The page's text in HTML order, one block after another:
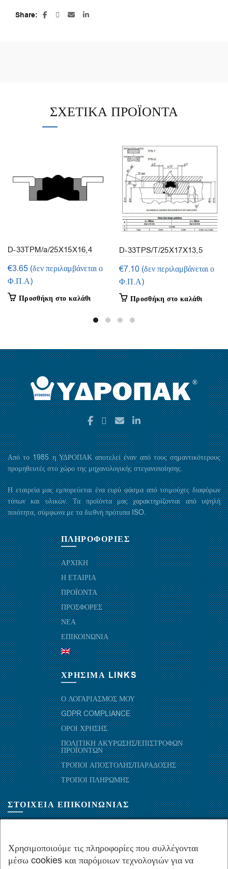
Share
ΣΧΕΤΙΚΆ ΠΡΟΪΌΝΤΑ
D-33TPM/a/25X15X16,4
(1τμ.)
€3.65 (δεν περιλαμβάνεται ο
Φ.Π.Α)
Προσθήκη στο καλάθι
D-33TPS/T/25X17X13,5
(1τμ.)
€7.10 (δεν περιλαμβάνεται ο
Φ.Π.Α)
Προσθήκη στο καλάθι
Από το 1985 η ΥΔΡΟΠΑΚ αποτελεί έναν από τους σημαντικότερους
προμηθευτές στο χώρο της μηχανολογικής στεγανοποίησης.
Η εταιρεία μας εμπορεύεται ένα ευρύ φάσμα από τσιμούχες διαφόρων
τύπων και υλικών. Τα προϊόντα μας χαρακτηρίζονται από υψηλή
ποιότητα, σύμφωνα με τα διεθνή πρότυπα ISO.
ΠΛΗΡΟΦΟΡΙΕΣ
ΑΡΧΙΚΗ
Η ΕΤΑΙΡΙΑ
ΠΡΟΪΟΝΤΑ
ΠΡΟΣΦΟΡΕΣ
ΝΕΑ
ΕΠΙΚΟΙΝΩΝΙΑ
ΧΡΗΣΙΜΑ LINKS
Ο ΛΟΓΑΡΙΑΣΜΟΣ ΜΟΥ
GDPR COMPLIANCE
ΟΡΟΙ ΧΡΗΣΗΣ
ΠΟΛΙΤΙΚΗ ΑΚΥΡΩΣΗΣ/ΕΠΙΣΤΡΟΦΩΝ
ΠΡΟΪΟΝΤΩΝ
ΤΡΟΠΟΙ ΑΠΟΣΤΟΛΗΣ/ΠΑΡΑΔΟΣΗΣ
ΤΡΟΠΟΙ ΠΛΗΡΩΜΗΣ
ΣΤΟΙΧΕΙΑ ΕΠΙΚΟΙΝΩΝΙΑΣ
+30.210-5143367,+30.210-5154659,+30.210-5147842
+30.210-5133976
Χρησιμοποιούμε τις πληροφορίες που συλλέγονται
μέσω cookies και παρόμοιων τεχνολογιών για να